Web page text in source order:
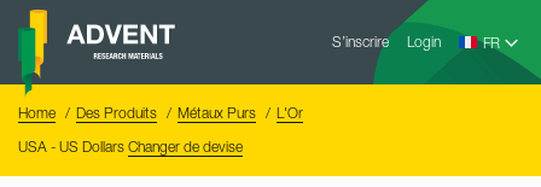
Skip
content
S’inscrire Login
Advent
Home Des Produits Métaux Purs
L'Or
USA - US Dollars Changer de devise